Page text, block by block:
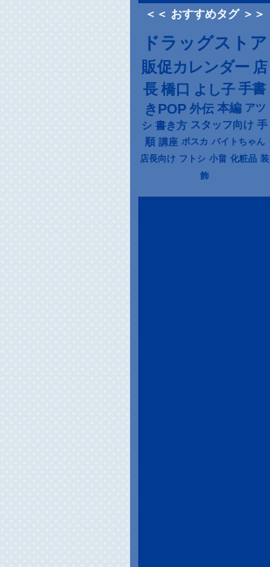
＜＜ おすすめタグ ＞＞
ドラッグストア
販促カレンダー 店
長 橋口 よし子 手書
きPOP 外伝 本編 アツ
シ 書き方 スタッフ向け 手
順 講座 ポスカ バイトちゃん
店長向け フトシ 小畠 化粧品 装
飾